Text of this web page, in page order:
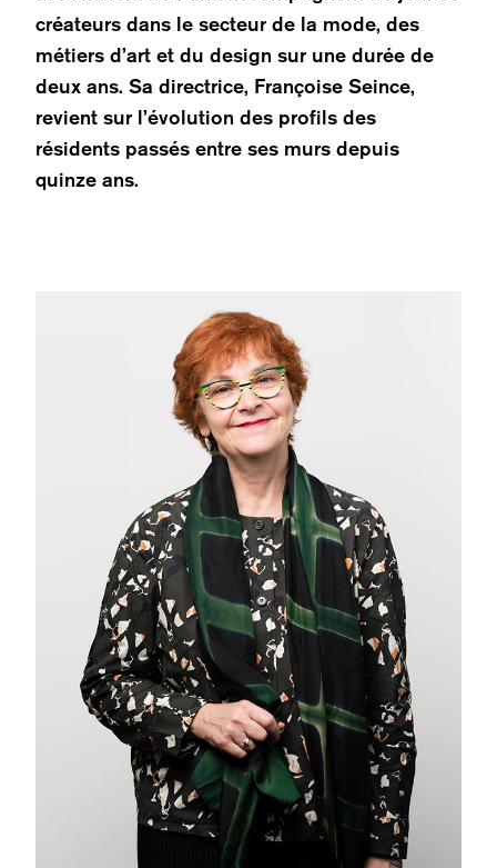
créateurs dans le secteur de la mode, des
métiers d’art et du design sur une durée de
deux ans. Sa directrice, Françoise Seince,
revient sur l’évolution des profils des
résidents passés entre ses murs depuis
quinze ans.